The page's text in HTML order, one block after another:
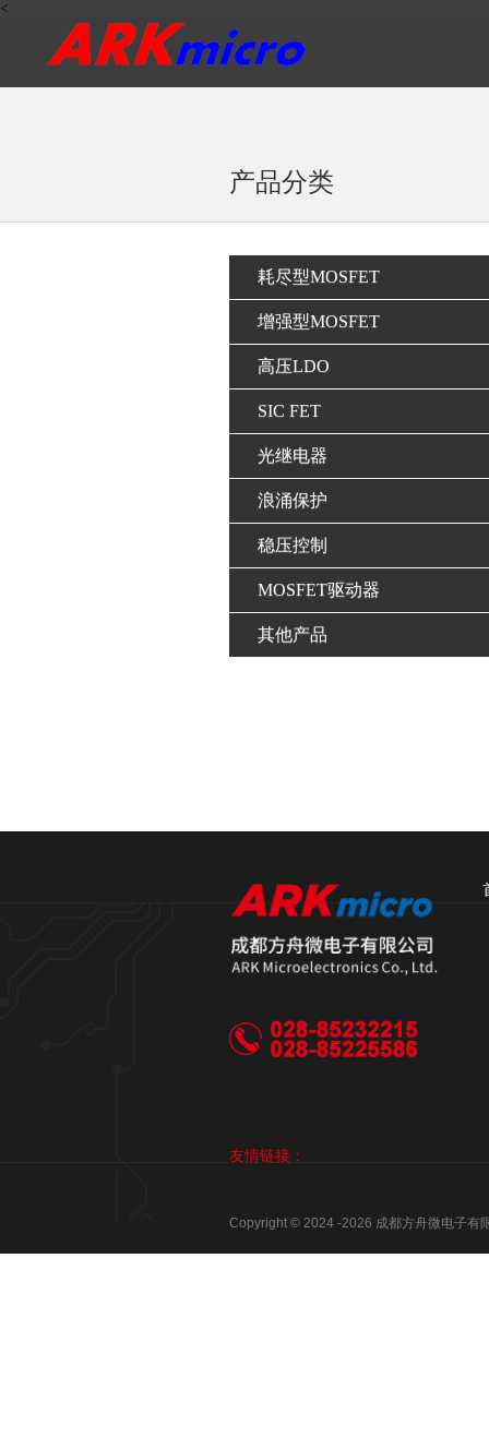
<
产品分类
耗尽型MOSFET
增强型MOSFET
高压LDO
SIC FET
光继电器
浪涌保护
稳压控制
MOSFET驱动器
其他产品
友情链接：
Copyright © 2024 -2026 成都方舟微电子有